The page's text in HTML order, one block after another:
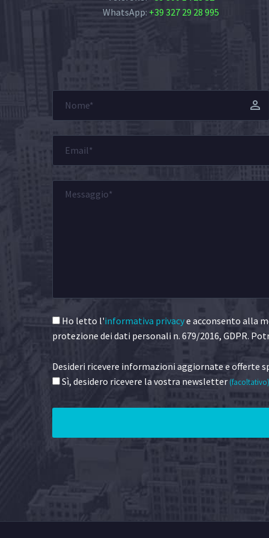
WhatsApp: +39 327 29 28 995
Ho letto l'informativa privacye acconsento alla
protezione dei dati personali n. 679/2016, GDPR.
Desideri ricevere informazioni aggiornate e offerte
Sì, desidero ricevere la vostra newsletter(facoltativo)